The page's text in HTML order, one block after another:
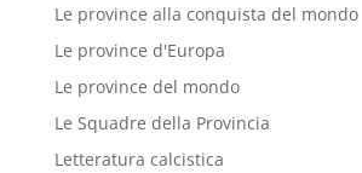
Le province alla conquista del mondo
Le province d'Europa
Le province del mondo
Le Squadre della Provincia
Letteratura calcistica